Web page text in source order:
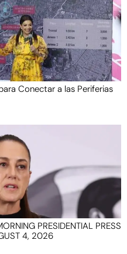
Conectar a las Periferias
PRESIDENTIAL PRESS
4, 2026